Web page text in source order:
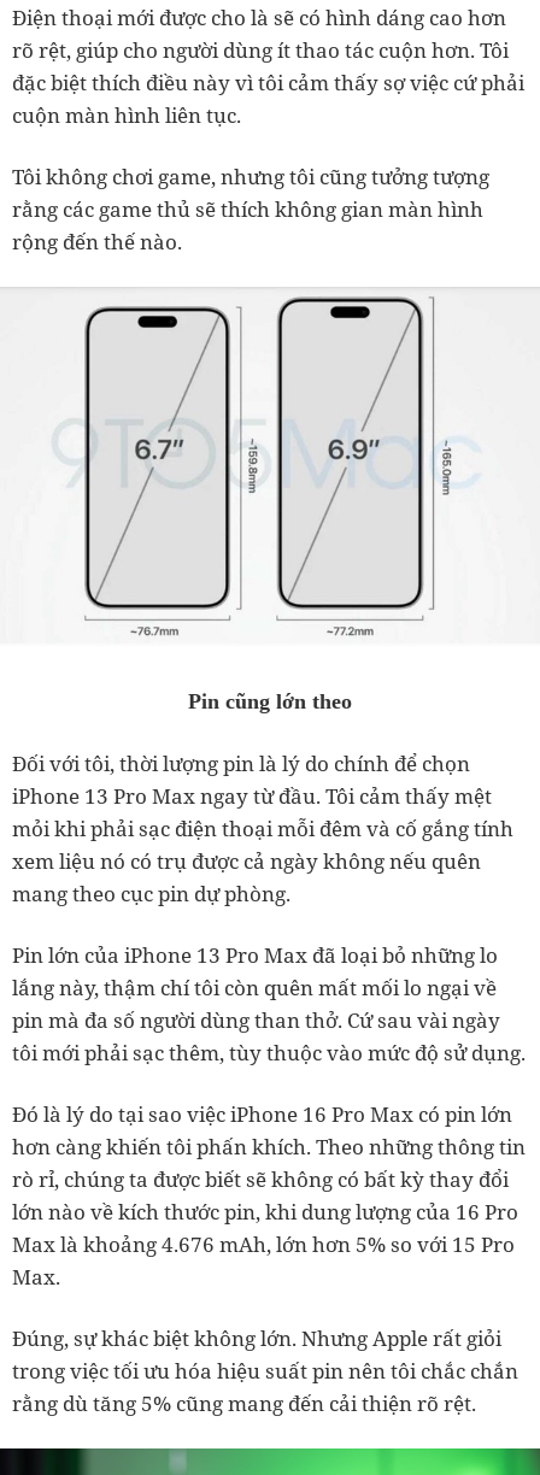
Điện thoại mới được cho là sẽ có hình dáng cao hơn
rõ rệt, giúp cho người dùng ít thao tác cuộn hơn. Tôi
đặc biệt thích điều này vì tôi cảm thấy sợ việc cứ phải
cuộn màn hình liên tục.
Tôi không chơi game, nhưng tôi cũng tưởng tượng
rằng các game thủ sẽ thích không gian màn hình
rộng đến thế nào.
Pin cũng lớn theo
Đối với tôi, thời lượng pin là lý do chính để chọn
iPhone 13 Pro Max ngay từ đầu. Tôi cảm thấy mệt
mỏi khi phải sạc điện thoại mỗi đêm và cố gắng tính
xem liệu nó có trụ được cả ngày không nếu quên
mang theo cục pin dự phòng.
Pin lớn của iPhone 13 Pro Max đã loại bỏ những lo
lắng này, thậm chí tôi còn quên mất mối lo ngại về
pin mà đa số người dùng than thở. Cứ sau vài ngày
tôi mới phải sạc thêm, tùy thuộc vào mức độ sử dụng.
Đó là lý do tại sao việc iPhone 16 Pro Max có pin lớn
hơn càng khiến tôi phấn khích. Theo những thông tin
rò rỉ, chúng ta được biết sẽ không có bất kỳ thay đổi
lớn nào về kích thước pin, khi dung lượng của 16 Pro
Max là khoảng 4.676 mAh, lớn hơn 5% so với 15 Pro
Max.
Đúng, sự khác biệt không lớn. Nhưng Apple rất giỏi
trong việc tối ưu hóa hiệu suất pin nên tôi chắc chắn
rằng dù tăng 5% cũng mang đến cải thiện rõ rệt.